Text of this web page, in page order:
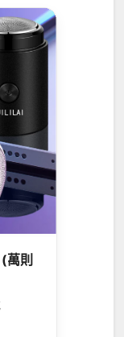
萬則